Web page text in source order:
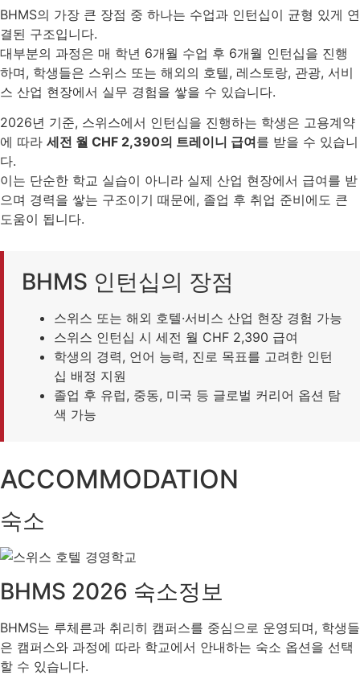
BHMS의 가장 큰 장점 중 하나는 수업과 인턴십이 균형 있게 연
결된 구조입니다.
대부분의 과정은 매 학년 6개월 수업 후 6개월 인턴십을 진행
하며, 학생들은 스위스 또는 해외의 호텔, 레스토랑, 관광, 서비
스 산업 현장에서 실무 경험을 쌓을 수 있습니다.
2026년 기준, 스위스에서 인턴십을 진행하는 학생은 고용계약
에 따라 세전 월 CHF 2,390의 트레이니 급여를 받을 수 있습니
다.
이는 단순한 학교 실습이 아니라 실제 산업 현장에서 급여를 받
으며 경력을 쌓는 구조이기 때문에, 졸업 후 취업 준비에도 큰
도움이 됩니다.
BHMS 인턴십의 장점
스위스 또는 해외 호텔·서비스 산업 현장 경험 가능
스위스 인턴십 시 세전 월 CHF 2,390 급여
학생의 경력, 언어 능력, 진로 목표를 고려한 인턴
십 배정 지원
졸업 후 유럽, 중동, 미국 등 글로벌 커리어 옵션 탐
색 가능
ACCOMMODATION
숙소
BHMS 2026 숙소정보
BHMS는 루체른과 취리히 캠퍼스를 중심으로 운영되며, 학생들
은 캠퍼스와 과정에 따라 학교에서 안내하는 숙소 옵션을 선택
할 수 있습니다.